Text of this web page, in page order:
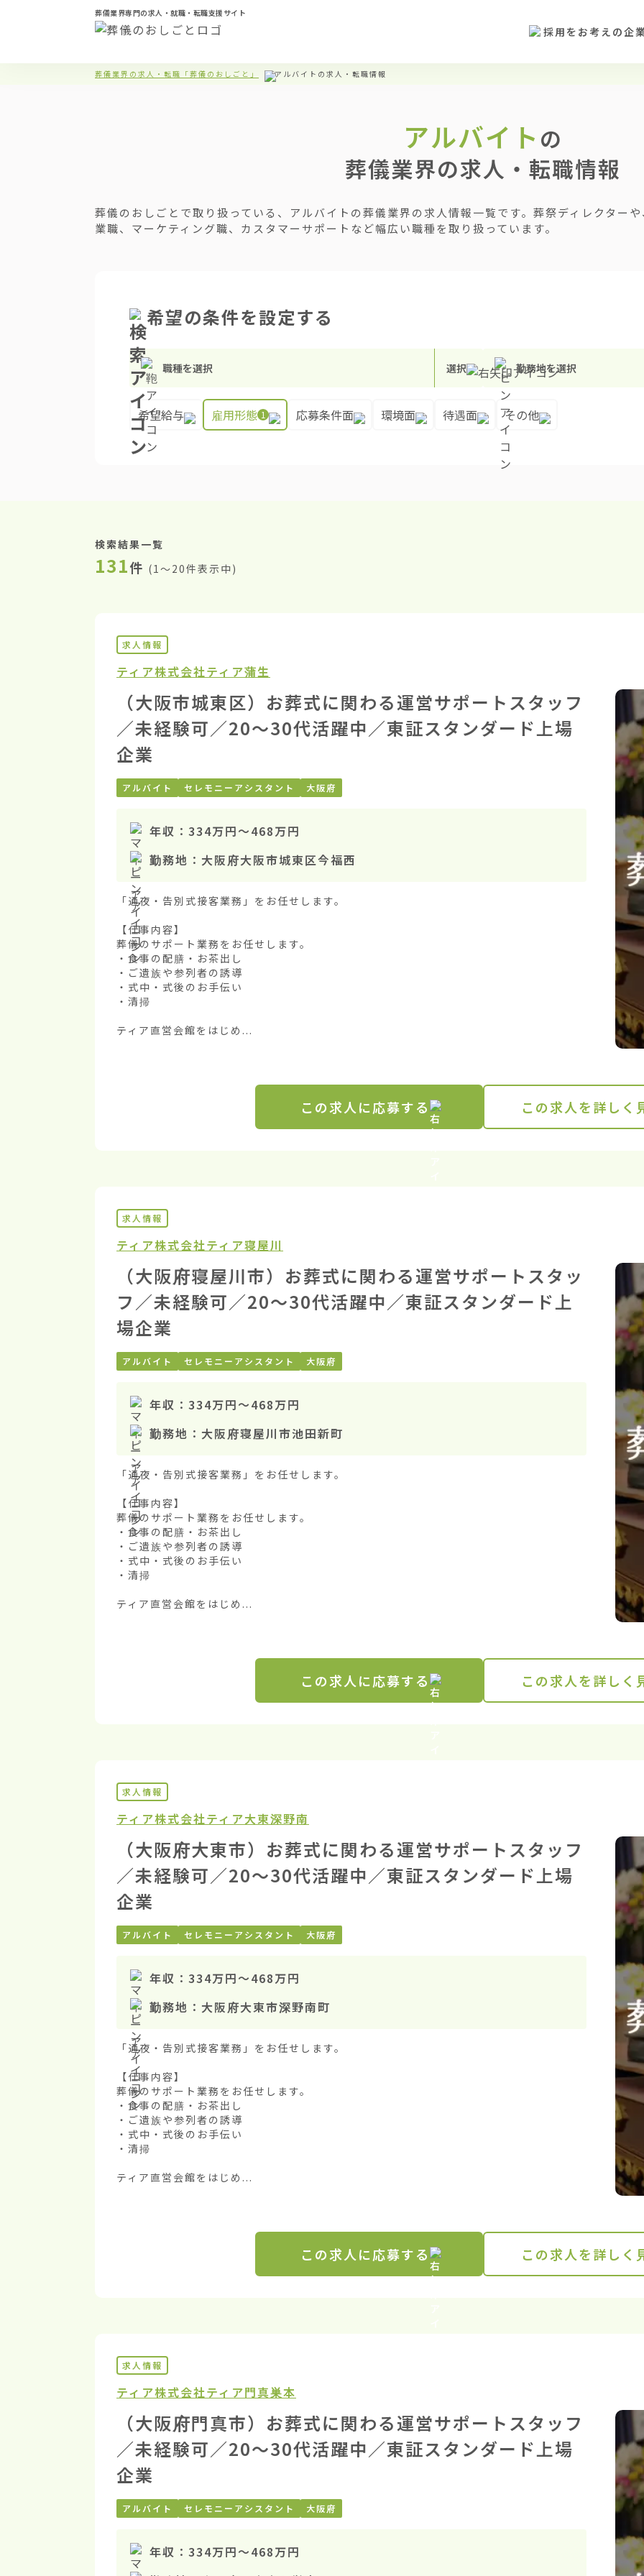
葬儀業界専門の求人・就職・転職支援サイト
採用をお考えの企
葬儀業界の求人・転職「葬儀のおしごと」 アルバイトの求人・転職情報
アルバイト の
葬儀業界の求人・転職情報
葬儀のおしごとで取り扱っている、アルバイトの葬儀業界の求人情報一覧です。葬祭ディレクター
業職、マーケティング職、カスタマーサポートなど幅広い職種を取り扱っています。
希望の条件を設定する
職種を選択 選択 勤務地を選択
希望給与 雇用形態 1 応募条件面 環境面 待遇面 その他
検索結果一覧
131件 (1〜20件表示中)
求人情報
ティア株式会社ティア蒲生
（大阪市城東区）お葬式に関わる運営サポートスタッフ
／未経験可／20〜30代活躍中／東証スタンダード上場
企業
アルバイト セレモニーアシスタント 大阪府
年収： 334万円〜468万円
勤務地： 大阪府大阪市城東区今福西
「通夜・告別式接客業務」をお任せします。
【仕事内容】
葬儀のサポート業務をお任せします。
・食事の配膳・お茶出し
・ご遺族や参列者の誘導
・式中・式後のお手伝い
・清掃
ティア直営会館をはじめ...
この求人に応募する この求人を詳しく
求人情報
ティア株式会社ティア寝屋川
（大阪府寝屋川市）お葬式に関わる運営サポートスタッ
フ／未経験可／20〜30代活躍中／東証スタンダード上
場企業
アルバイト セレモニーアシスタント 大阪府
年収： 334万円〜468万円
勤務地： 大阪府寝屋川市池田新町
「通夜・告別式接客業務」をお任せします。
【仕事内容】
葬儀のサポート業務をお任せします。
・食事の配膳・お茶出し
・ご遺族や参列者の誘導
・式中・式後のお手伝い
・清掃
ティア直営会館をはじめ...
この求人に応募する この求人を詳しく
求人情報
ティア株式会社ティア大東深野南
（大阪府大東市）お葬式に関わる運営サポートスタッフ
／未経験可／20〜30代活躍中／東証スタンダード上場
企業
アルバイト セレモニーアシスタント 大阪府
年収： 334万円〜468万円
勤務地： 大阪府大東市深野南町
「通夜・告別式接客業務」をお任せします。
【仕事内容】
葬儀のサポート業務をお任せします。
・食事の配膳・お茶出し
・ご遺族や参列者の誘導
・式中・式後のお手伝い
・清掃
ティア直営会館をはじめ...
この求人に応募する この求人を詳しく
求人情報
ティア株式会社ティア門真巣本
（大阪府門真市）お葬式に関わる運営サポートスタッフ
／未経験可／20〜30代活躍中／東証スタンダード上場
企業
アルバイト セレモニーアシスタント 大阪府
年収： 334万円〜468万円